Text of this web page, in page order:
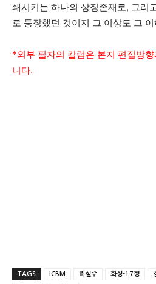
쇄시키는 하나의 상징존재로, 그리
로 등장했던 것이지 그 이상도 그
*외부 필자의 칼럼은 본지 편집방
니다.
TAGS ICBM 리설주 화성-17형